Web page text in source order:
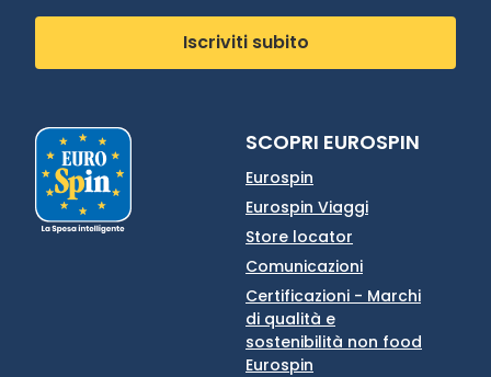
Iscriviti subito
SCOPRI EUROSPIN
Eurospin
Eurospin Viaggi
Store locator
Comunicazioni
Certificazioni - Marchi
di qualità e
sostenibilità non food
Eurospin